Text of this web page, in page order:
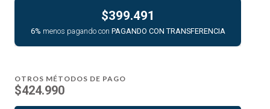
$399.491
6% menos pagando con PAGANDO CON TRANSFERENCIA
OTROS MÉTODOS DE PAGO
$424.990